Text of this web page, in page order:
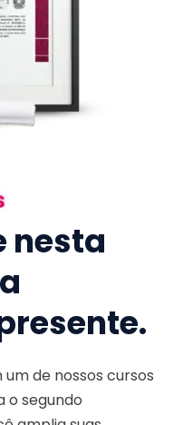
nesta
de nossos cursos
o segundo